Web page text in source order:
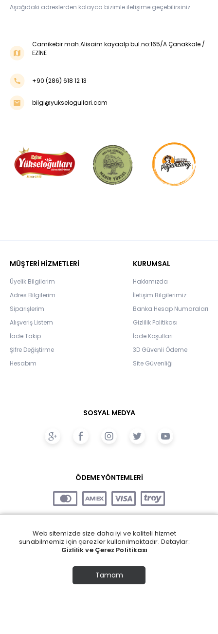
Aşağıdaki adreslerden kolayca bizimle iletişime geçebilirsiniz
Camikebir mah.Alisaim kayaalp bul.no:165/A Çanakkale /
EZİNE
+90 (286) 618 12 13
bilgi@yukselogullari.com
MÜŞTERİ HİZMETLERİ
Üyelik Bilgilerim
Adres Bilgilerim
Siparişlerim
Alışveriş Listem
İade Takip
Şifre Değiştirme
Hesabım
KURUMSAL
Hakkımızda
İletişim Bilgilerimiz
Banka Hesap Numaraları
Gizlilik Politikası
İade Koşulları
3D Güvenli Ödeme
Site Güvenliği
SOSYAL MEDYA
ÖDEME YÖNTEMLERİ
Web sitemizde size daha iyi ve kaliteli hizmet
sunabilmemiz için çerezler kullanılmaktadır. Detaylar:
Gizlilik ve Çerez Politikası
Tamam